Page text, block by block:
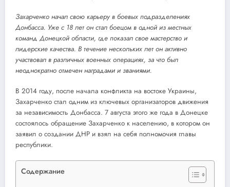
Захарченко начал свою карьеру в боевых подразделениях
Донбасса. Уже с 18 лет он стал боецом в одной из местных
команд Донецкой области, где показал свое мастерство и
лидерские качества. В течение нескольких лет он активно
участвовал в различных военных операциях, за что был
неоднократно отмечен наградами и званиями.
В 2014 году, после начала конфликта на востоке Украины,
Захарченко стал одним из ключевых организаторов движения
за независимость Донбасса. 7 августа этого же года в Донецке
состоялось обращение Захарченко к населению, в котором он
заявил о создании ДНР и взял на себя полномочия главы
республики.
Содержание